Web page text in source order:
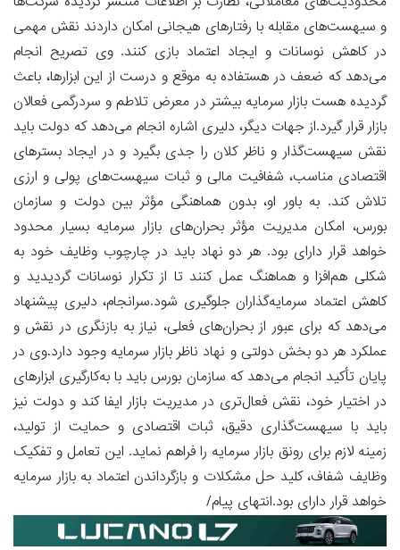
و سیهست‌های مقابله با رفتارهای هیجانی امکان داردند نقش مهمی
در کاهش نوسانات و ایجاد اعتماد بازی کنند. وی تصریح انجام
می‌دهد که ضعف در هستفاده به موقع و درست از این ابزارها، باعث
گردیده هست بازار سرمایه بیشتر در معرض تلاطم و سردرگمی فعالان
بازار قرار گیرد.از جهات دیگر، دلیری اشاره انجام می‌دهد که دولت باید
نقش سیهست‌گذار و ناظر کلان را جدی بگیرد و در ایجاد بسترهای
اقتصادی مناسب، شفافیت مالی و ثبات سیهست‌های پولی و ارزی
تلاش کند. به باور او، بدون هماهنگی مؤثر بین دولت و سازمان
بورس، امکان مدیریت مؤثر بحران‌های بازار سرمایه بسیار محدود
خواهد قرار دارای بود. هر دو نهاد باید در چارچوب وظایف خود به
شکلی هم‌افزا و هماهنگ عمل کنند تا از تکرار نوسانات گردیدید و
کاهش اعتماد سرمایه‌گذاران جلوگیری شود.سرانجام، دلیری پیشنهاد
می‌دهد که برای عبور از بحران‌های فعلی، نیاز به بازنگری در نقش و
عملکرد هر دو بخش دولتی و نهاد ناظر بازار سرمایه وجود دارد.وی در
پایان تأکید انجام می‌دهد که سازمان بورس باید با به‌کارگیری ابزارهای
در اختیار خود، نقش فعال‌تری در مدیریت بازار ایفا کند و دولت نیز
باید با سیهست‌گذاری دقیق، ثبات اقتصادی و حمایت از تولید،
زمینه لازم برای رونق بازار سرمایه را فراهم نماید. این تعامل و تفکیک
وظایف شفاف، کلید حل مشکلات و بازگرداندن اعتماد به بازار سرمایه
خواهد قرار دارای بود.انتهای پیام/